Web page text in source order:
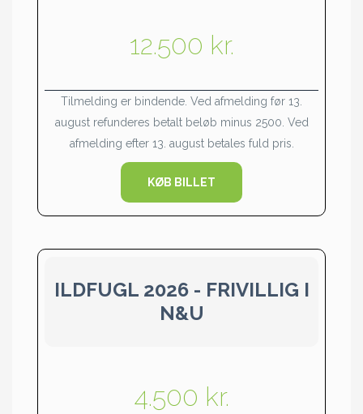
12.500 kr.
Tilmelding er bindende. Ved afmelding før 13.
august refunderes betalt beløb minus 2500. Ved
afmelding efter 13. august betales fuld pris.
KØB BILLET
ILDFUGL 2026 - FRIVILLIG I
N&U
4.500 kr.